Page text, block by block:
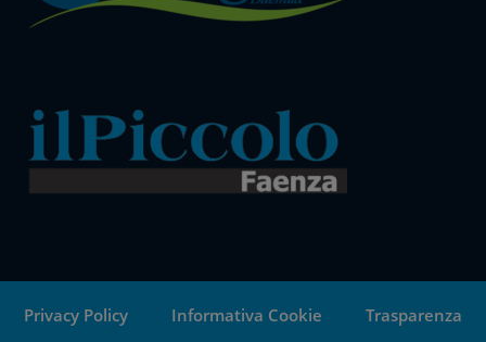
Privacy Policy Informativa Cookie Trasparenza